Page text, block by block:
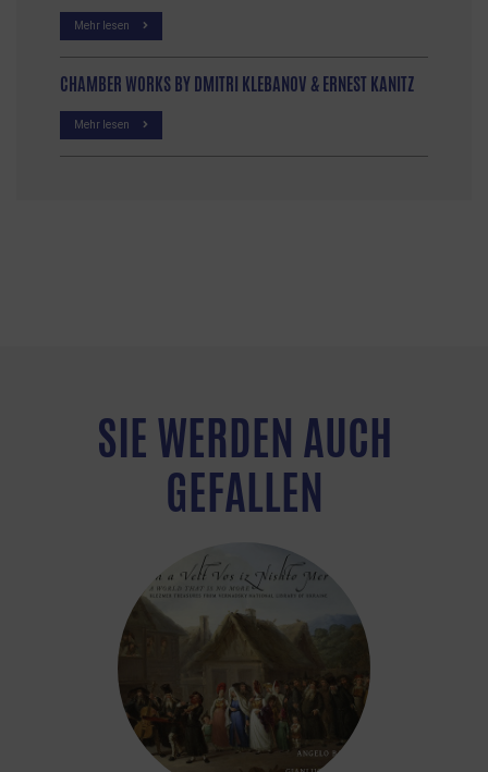
Mehr lesen
CHAMBER WORKS BY DMITRI KLEBANOV & ERNEST KANITZ
Mehr lesen
SIE WERDEN AUCH
GEFALLEN